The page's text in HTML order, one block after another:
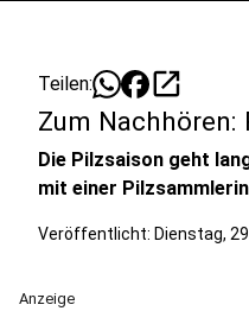
Teilen: open_in_new
Zum Nachhören:
Die Pilzsaison geht
mit einer
Veröffentlicht: Dienstag,
Anzeige